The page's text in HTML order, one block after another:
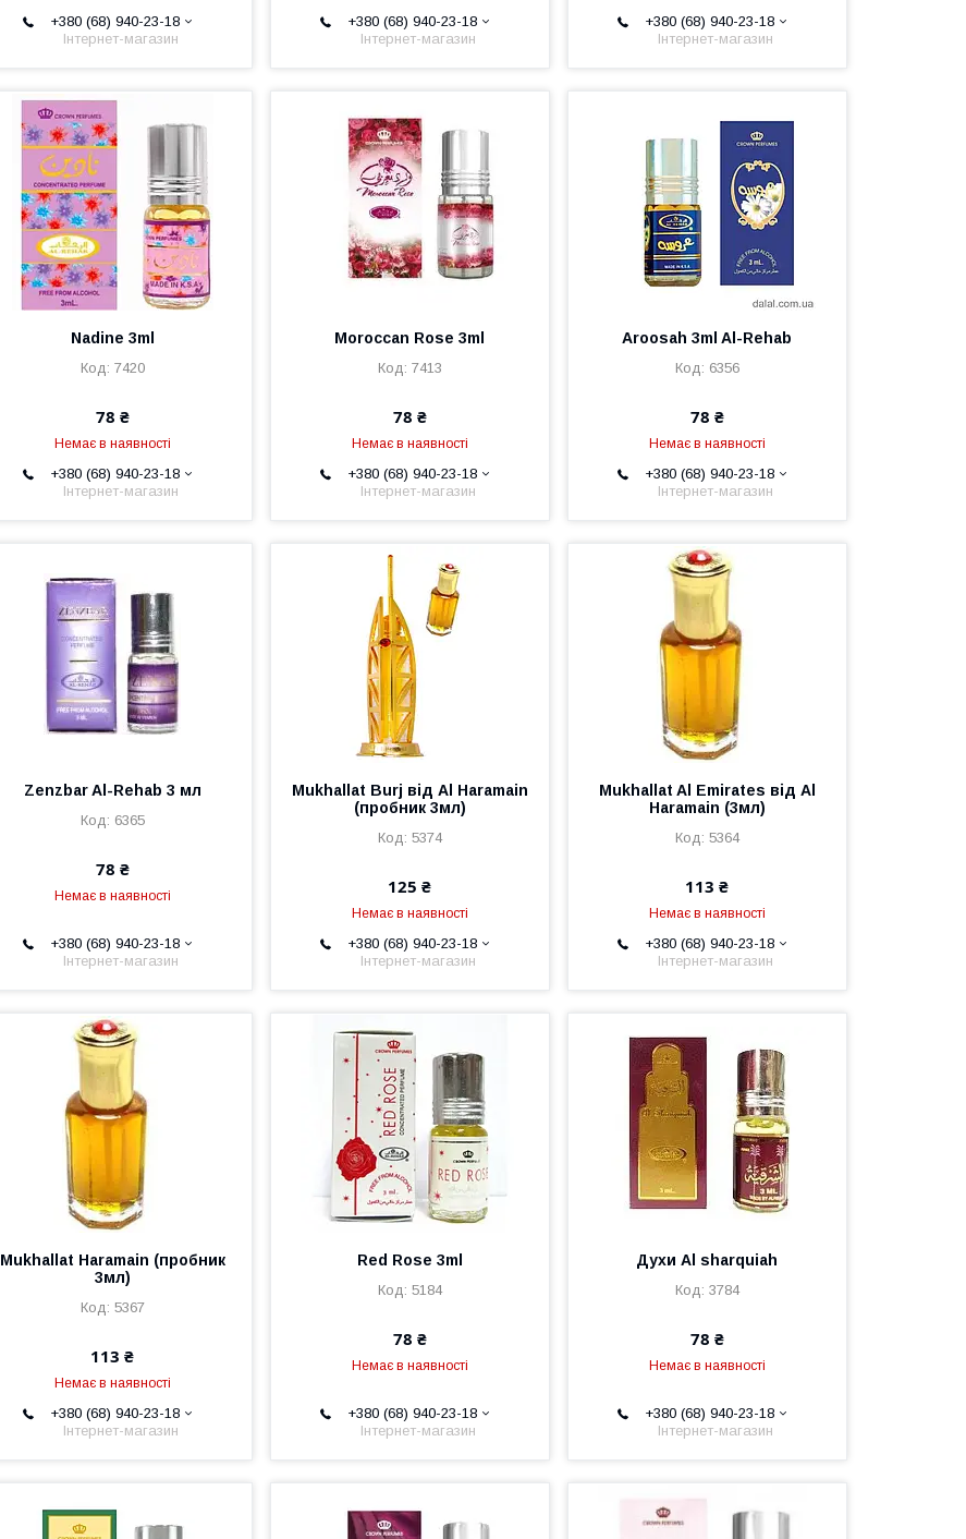
+380 (68) 940-23-18
Інтернет-магазин
+380 (68) 940-23-18
Інтернет-магазин
+380 (68) 940-23-18
Інтернет-магазин
Nadine 3ml
7420
78 ₴
Немає в наявності
+380 (68) 940-23-18
Інтернет-магазин
Moroccan Rose 3ml
7413
78 ₴
Немає в наявності
+380 (68) 940-23-18
Інтернет-магазин
Aroosah 3ml Al-Rehab
6356
78 ₴
Немає в наявності
+380 (68) 940-23-18
Інтернет-магазин
Zenzbar Al-Rehab 3 мл
6365
78 ₴
Немає в наявності
+380 (68) 940-23-18
Інтернет-магазин
Mukhallat Burj від Al Haramain
(пробник 3мл)
5374
125 ₴
Немає в наявності
+380 (68) 940-23-18
Інтернет-магазин
Mukhallat Al Emirates від Al
Haramain (3мл)
5364
113 ₴
Немає в наявності
+380 (68) 940-23-18
Інтернет-магазин
Mukhallat Haramain (пробник
3мл)
5367
113 ₴
Немає в наявності
+380 (68) 940-23-18
Інтернет-магазин
Red Rose 3ml
5184
78 ₴
Немає в наявності
+380 (68) 940-23-18
Інтернет-магазин
Духи Al sharquiah
3784
78 ₴
Немає в наявності
+380 (68) 940-23-18
Інтернет-магазин